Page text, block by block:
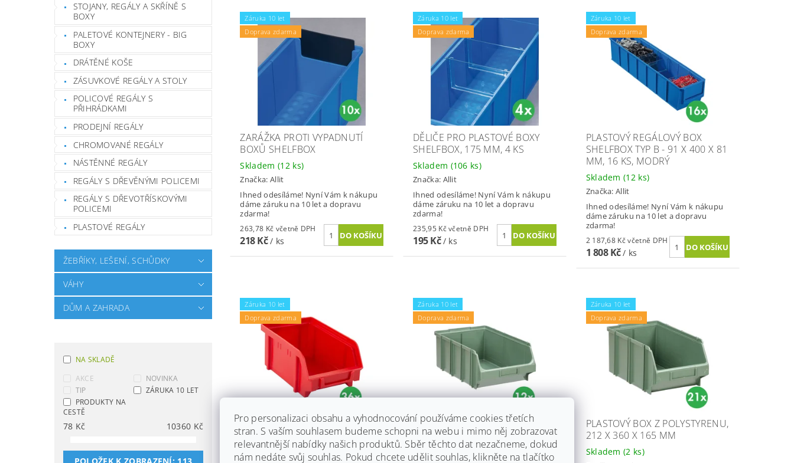
STOJANY, REGÁLY A SKŘÍNĚ S
BOXY
PALETOVÉ KONTEJNERY - BIG
BOXY
DRÁTĚNÉ KOŠE
ZÁSUVKOVÉ REGÁLY A STOLY
POLICOVÉ REGÁLY S
PŘIHRÁDKAMI
PRODEJNÍ REGÁLY
CHROMOVANÉ REGÁLY
NÁSTĚNNÉ REGÁLY
REGÁLY S DŘEVĚNÝMI POLICEMI
REGÁLY S DŘEVOTŘÍSKOVÝMI
POLICEMI
PLASTOVÉ REGÁLY
ŽEBŘÍKY, LEŠENÍ, SCHŮDKY
VÁHY
DŮM A ZAHRADA
NA SKLADĚ
AKCE
NOVINKA
TIP
ZÁRUKA 10 LET
PRODUKTY NA
CESTĚ
78 Kč 10360 Kč
Záruka 10 let
Doprava zdarma
ZARÁŽKA PROTI VYPADNUTÍ
BOXŮ SHELFBOX
Skladem (12 ks)
Značka: Allit
Ihned odesíláme! Nyní Vám k nákupu
dáme záruku na 10 let a dopravu
zdarma!
263,78 Kč včetně DPH
218 Kč/ ks
Záruka 10 let
Doprava zdarma
DĚLIČE PRO PLASTOVÉ BOXY
SHELFBOX, 175 MM, 4 KS
Skladem (106 ks)
Značka: Allit
Ihned odesíláme! Nyní Vám k nákupu
dáme záruku na 10 let a dopravu
zdarma!
235,95 Kč včetně DPH
195 Kč/ ks
Záruka 10 let
Doprava zdarma
PLASTOVÝ REGÁLOVÝ BOX
SHELFBOX TYP B - 91 X 400 X 81
MM, 16 KS, MODRÝ
Skladem(12 ks)
Značka:Allit
Ihned odesíláme! Nyní Vám k nákupu
dáme záruku na 10 let a dopravu
zdarma!
2 187,68 Kč včetně DPH
1 808 Kč/ ks
Záruka 10 let
Doprava zdarma
PLASTOVÉ BOXY BASIC TYP A,
103 X 166 X 73 MM, 36 KS,
ČERVENÉ
Záruka 10 let
Doprava zdarma
PLASTOVÝ BOX Z POLYSTYRENU,
313 X 504 X 190 MM
Skladem (1 ks)
Záruka 10 let
Doprava zdarma
PLASTOVÝ BOX Z POLYSTYRENU,
212 X 360 X 165 MM
Skladem(2 ks)
Pro personalizaci obsahu a vyhodnocování používáme cookies třetích
stran. S vaším souhlasem budeme schopni na webu i mimo něj zobrazovat
relevantnější nabídky našich produktů. Sběr těchto dat nezačneme, dokud
nám nedáte svůj souhlas. Pokud chcete udělit souhlas, klikněte na tlačítko